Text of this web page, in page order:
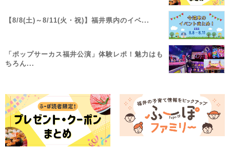
【8/8(土)～8/11(火・祝)】福井県内のイベ...
「ポップサーカス福井公演」体験レポ！魅力はも
ちろん...